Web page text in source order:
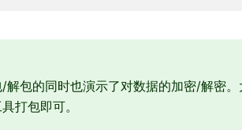
解包的同时也演示了对数据的加密/解密
打包即可。